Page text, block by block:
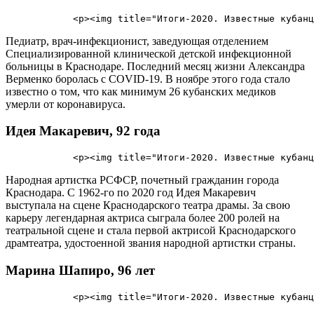
Педиатр, врач-инфекционист, заведующая отделением
Специализированной клинической детской инфекционной
больницы в Краснодаре. Последний месяц жизни Александра
Верменко боролась с COVID-19. В ноябре этого года стало
известно о том, что как минимум 26 кубанских медиков
умерли от коронавируса.
Идея Макаревич, 92 года
Народная артистка РСФСР, почетный гражданин города
Краснодара. С 1962-го по 2020 год Идея Макаревич
выступала на сцене Краснодарского театра драмы. За свою
карьеру легендарная актриса сыграла более 200 ролей на
театральной сцене и стала первой актрисой Краснодарского
драмтеатра, удостоенной звания народной артистки страны.
Марина Шапиро, 96 лет